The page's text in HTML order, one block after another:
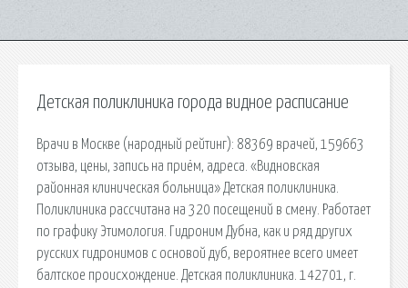
Детская поликлиника города видное расписание
Врачи в Москве (народный рейтинг): 88369 врачей, 159663
отзыва, цены, запись на приём, адреса. «Видновская
районная клиническая больница» Детская поликлиника.
Поликлиника рассчитана на 320 посещений в смену. Работает
по графику Этимология. Гидроним Дубна, как и ряд других
русских гидронимов с основой дуб, вероятнее всего имеет
балтское происхождение. Детская поликлиника. 142701, г.